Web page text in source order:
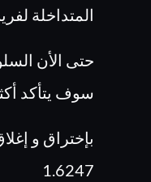
المتداخلة لفريم 4
حتى الأن
سوف يتأكد
بإختراق و
1.6247